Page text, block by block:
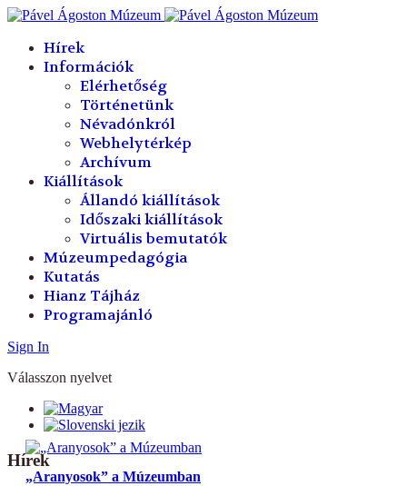
Hírek
Információk
Elérhetőség
Történetünk
Névadónkról
Webhelytérkép
Archívum
Kiállítások
Állandó kiállítások
Időszaki kiállítások
Virtuális bemutatók
Múzeumpedagógia
Kutatás
Hianz Tájház
Programajánló
Sign In
Válasszon nyelvet
Hírek
„Aranyosok” a Múzeumban
év
hónap
év
hónap